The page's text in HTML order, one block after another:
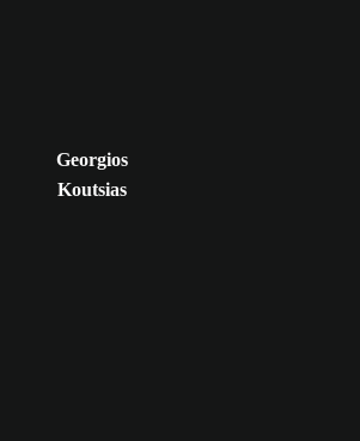
Georgios
Koutsias